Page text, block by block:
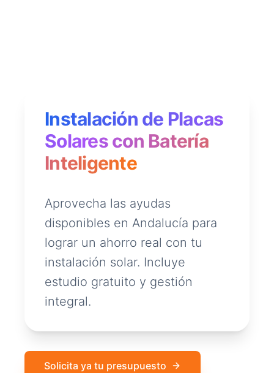
Instalación de Placas
Solares con Batería
Inteligente
Aprovecha las ayudas
disponibles en Andalucía para
lograr un ahorro real con tu
instalación solar. Incluye
estudio gratuito y gestión
integral.
Solicita ya tu presupuesto